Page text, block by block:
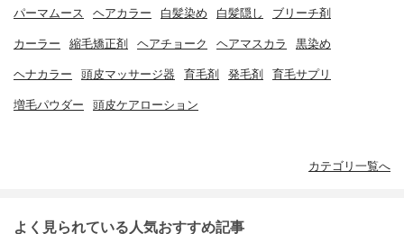
パーマムース ヘアカラー 白髪染め 白髪隠し ブリーチ剤
カーラー 縮毛矯正剤 ヘアチョーク ヘアマスカラ 黒染め
ヘナカラー 頭皮マッサージ器 育毛剤 発毛剤 育毛サプリ
増毛パウダー 頭皮ケアローション
カテゴリ一覧へ
よく見られている人気おすすめ記事